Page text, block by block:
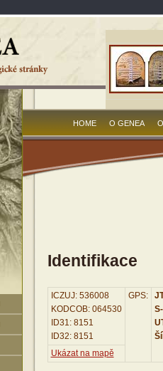
HOME O GENEA
Identifikace
ICZUJ: 536008
KODCOB: 064530
ID31: 8151
ID32: 8151
GPS:
Ukázat na mapě